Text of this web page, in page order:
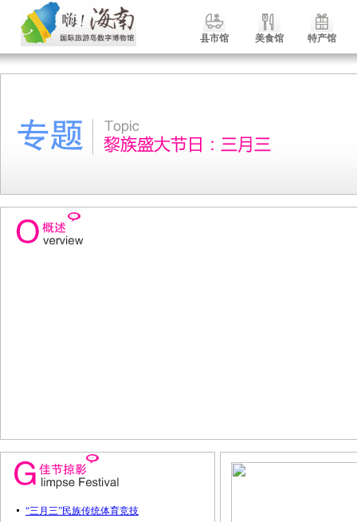
县市馆 美食馆 特产馆
“三月三”民族传统体育竞技